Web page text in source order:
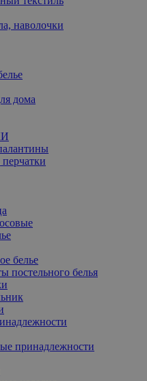
наволочки
дома
белье
постельного белья
принадлежности